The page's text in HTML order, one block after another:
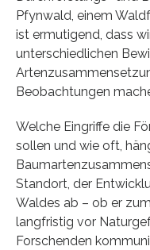
Pfynwald, einem
ist ermutigend, dass
unterschiedlichen
Beobachtungen
Welche Eingriffe die
sollen und wie oft,
Standort, der
Waldes ab – ob er
langfristig vor
Forschenden